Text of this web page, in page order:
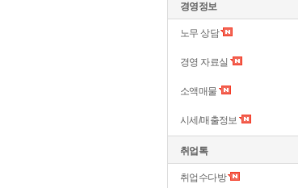
경영정보
노무 상담
경영 자료실
소액매물
시세/매출정보
취업톡
취업수다방